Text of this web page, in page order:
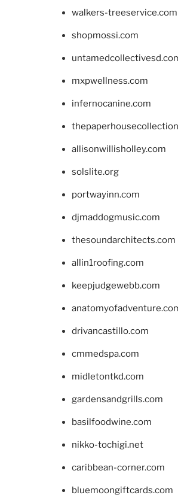
walkers-treeservice.com
shopmossi.com
mxpwellness.com
infernocanine.com
allisonwillisholley.com
solslite.org
portwayinn.com
djmaddogmusic.com
thesoundarchitects.com
allin1roofing.com
keepjudgewebb.com
drivancastillo.com
cmmedspa.com
midletontkd.com
gardensandgrills.com
basilfoodwine.com
nikko-tochigi.net
caribbean-corner.com
bluemoongiftcards.com